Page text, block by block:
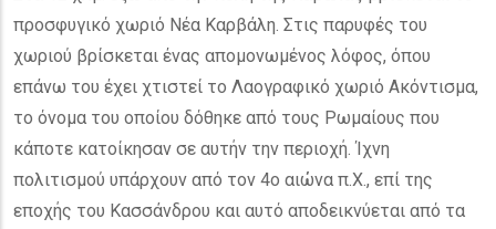
προσφυγικό χωριό Νέα Καρβάλη. Στις παρυφές του
χωριού βρίσκεται ένας απομονωμένος λόφος, όπου
επάνω του έχει χτιστεί το Λαογραφικό χωριό Ακόντισμα,
το όνομα του οποίου δόθηκε από τους Ρωμαίους που
κάποτε κατοίκησαν σε αυτήν την περιοχή. Ίχνη
πολιτισμού υπάρχουν από τον 4ο αιώνα π.Χ., επί της
εποχής του Κασσάνδρου και αυτό αποδεικνύεται από τα